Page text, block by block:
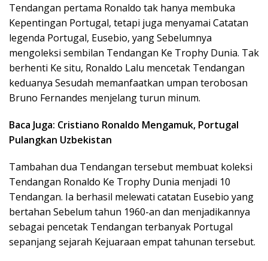
Tendangan pertama Ronaldo tak hanya membuka
Kepentingan Portugal, tetapi juga menyamai Catatan
legenda Portugal, Eusebio, yang Sebelumnya
mengoleksi sembilan Tendangan Ke Trophy Dunia. Tak
berhenti Ke situ, Ronaldo Lalu mencetak Tendangan
keduanya Sesudah memanfaatkan umpan terobosan
Bruno Fernandes menjelang turun minum.
Baca Juga: Cristiano Ronaldo Mengamuk, Portugal
Pulangkan Uzbekistan
Tambahan dua Tendangan tersebut membuat koleksi
Tendangan Ronaldo Ke Trophy Dunia menjadi 10
Tendangan. Ia berhasil melewati catatan Eusebio yang
bertahan Sebelum tahun 1960-an dan menjadikannya
sebagai pencetak Tendangan terbanyak Portugal
sepanjang sejarah Kejuaraan empat tahunan tersebut.